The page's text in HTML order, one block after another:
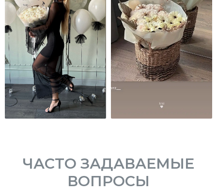
ЧАСТО ЗАДАВАЕМЫЕ
ВОПРОСЫ